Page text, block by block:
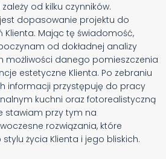
od kilku czynników.
dopasowanie projektu do
Klienta. Mając tę świadomość,
od dokładnej analizy
możliwości danego pomieszczenia
estetyczne Klienta. Po zebraniu
informacji przystępuję do pracy
kuchni oraz fotorealistyczną
stawiam przy tym na
rozwiązania, które
życia Klienta i jego bliskich.